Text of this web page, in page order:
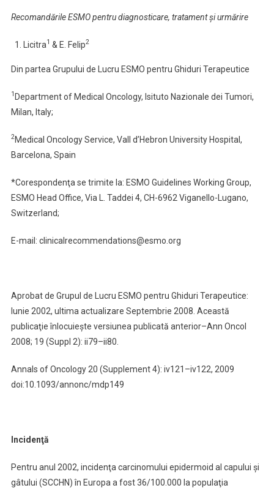
Gâtului
Recomandările ESMO pentru diagnosticare, tratament şi urmărire
Licitra1 & E. Felip2
Din partea Grupului de Lucru ESMO pentru Ghiduri Terapeutice
1 Department of Medical Oncology, Isituto Nazionale dei Tumori,
Milan, Italy;
2Medical Oncology Service, Vall d’Hebron University Hospital,
Barcelona, Spain
*Corespondenţa se trimite la: ESMO Guidelines Working Group,
ESMO Head Office, Via L. Taddei 4, CH-6962 Viganello-Lugano,
Switzerland;
E-mail: clinicalrecommendations@esmo.org
Aprobat de Grupul de Lucru ESMO pentru Ghiduri Terapeutice:
Iunie 2002, ultima actualizare Septembrie 2008. Această
publicaţie înlocuieşte versiunea publicată anterior–Ann Oncol
2008; 19 (Suppl 2): ii79–ii80.
Annals of Oncology 20 (Supplement 4): iv121–iv122, 2009
doi:10.1093/annonc/mdp149
Incidenţă
Pentru anul 2002, incidenţa carcinomului epidermoid al capului şi
gâtului (SCCHN) în Europa a fost 36/100.000 la populaţia